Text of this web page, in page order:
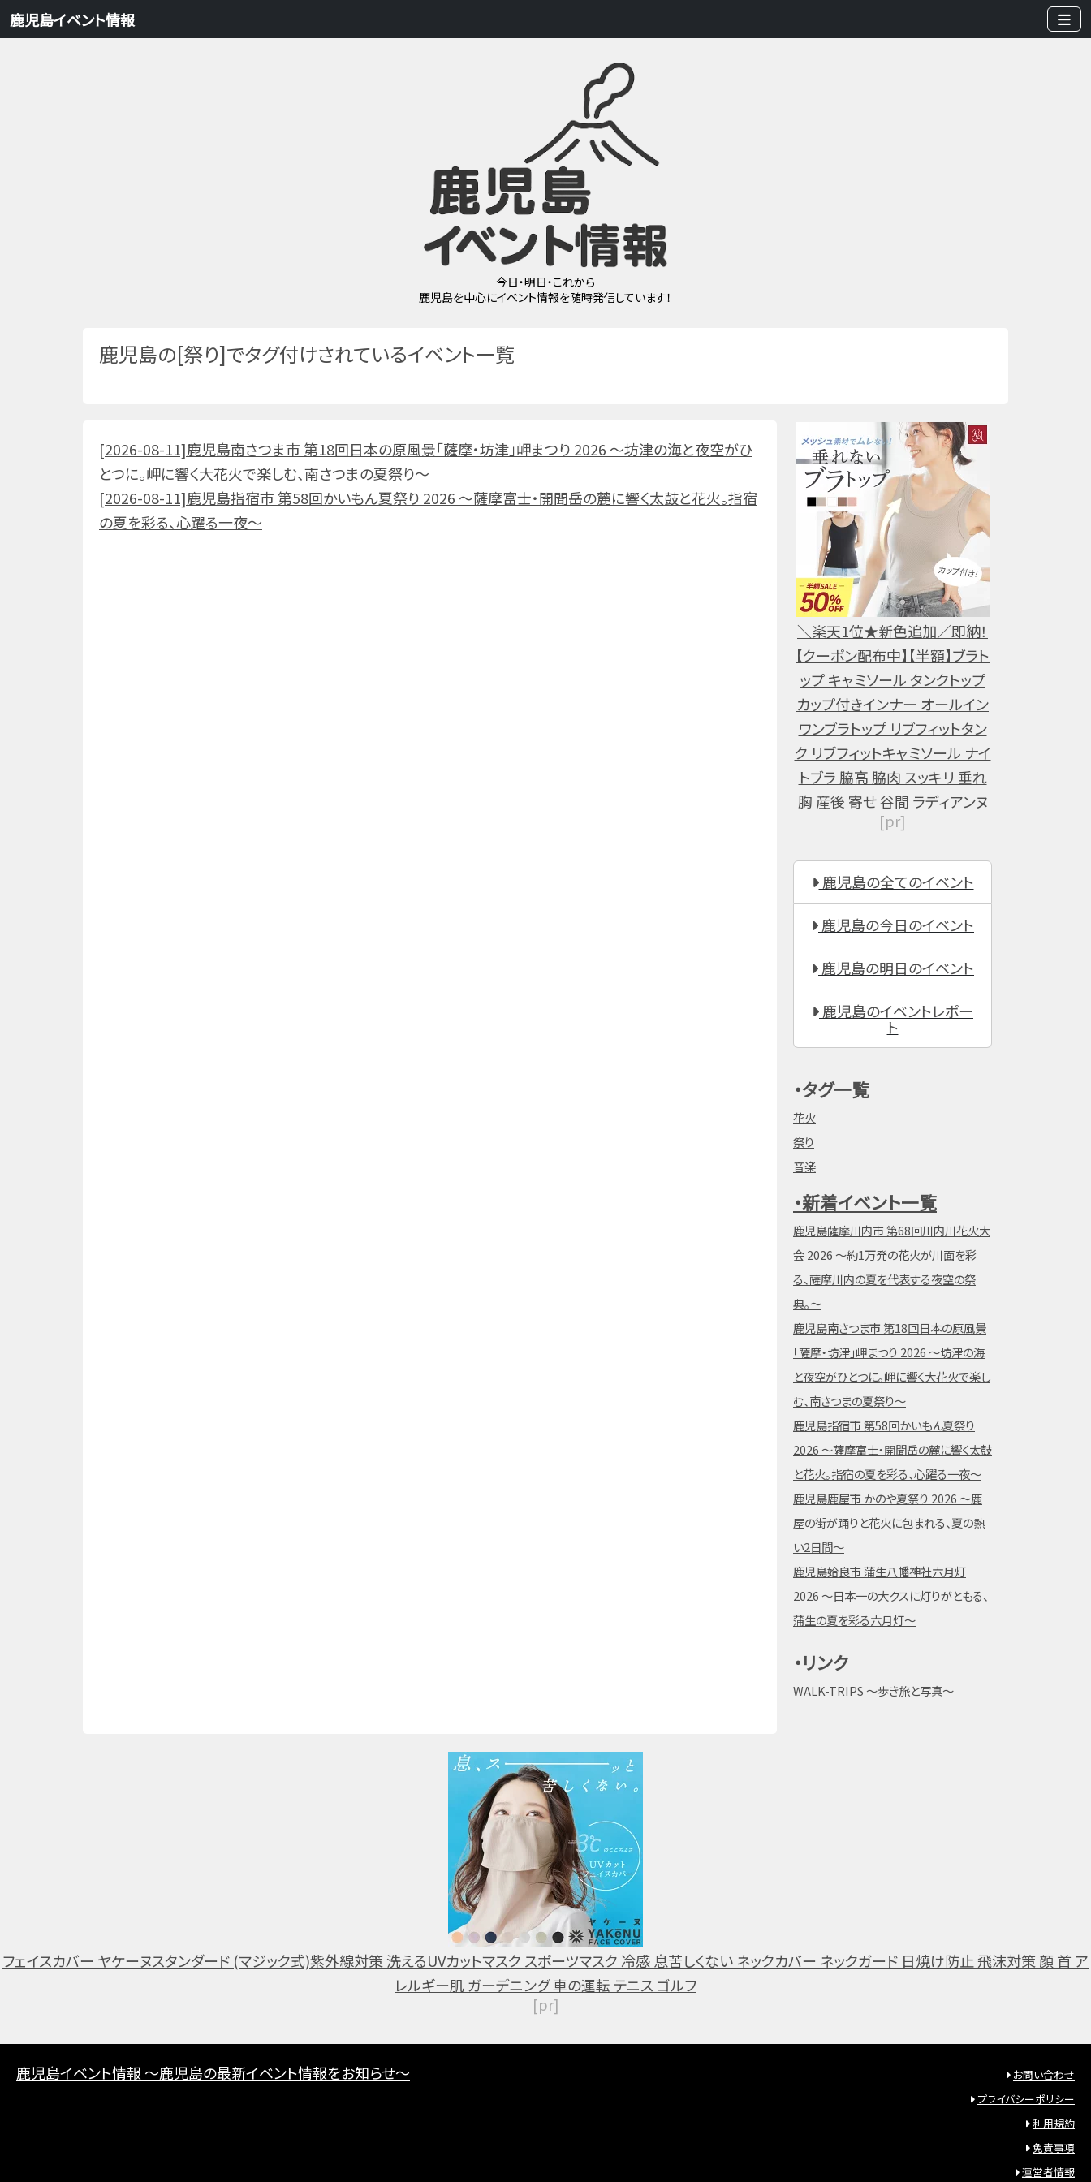
鹿児島イベント情報
今日・明日・これから
鹿児島を中心にイベント情報を随時発信しています！
鹿児島の[祭り]でタグ付けされているイベント一覧
[2026-08-11]鹿児島南さつま市 第18回日本の原風景「薩摩・坊津」岬まつり 2026 ～坊津の海と夜空がひ
とつに。岬に響く大花火で楽しむ、南さつまの夏祭り～
[2026-08-11]鹿児島指宿市 第58回かいもん夏祭り 2026 ～薩摩富士・開聞岳の麓に響く太鼓と花火。指宿
の夏を彩る、心躍る一夜～
＼楽天1位★新色追加／即納！
【クーポン配布中】【半額】ブラト
ップ キャミソール タンクトップ
カップ付きインナー オールイン
ワンブラトップ リブフィットタン
ク リブフィットキャミソール ナイ
トブラ 脇高 脇肉 スッキリ 垂れ
胸 産後 寄せ 谷間 ラディアンヌ
[pr]
鹿児島の全てのイベント
鹿児島の今日のイベント
鹿児島の明日のイベント
鹿児島のイベントレポー
ト
・タグ一覧
花火
祭り
音楽
・新着イベント一覧
鹿児島薩摩川内市 第68回川内川花火大
会 2026 ～約1万発の花火が川面を彩
る、薩摩川内の夏を代表する夜空の祭
典。～
鹿児島南さつま市 第18回日本の原風景
「薩摩・坊津」岬まつり 2026 ～坊津の海
と夜空がひとつに。岬に響く大花火で楽し
む、南さつまの夏祭り～
鹿児島指宿市 第58回かいもん夏祭り
2026 ～薩摩富士・開聞岳の麓に響く太鼓
と花火。指宿の夏を彩る、心躍る一夜～
鹿児島鹿屋市 かのや夏祭り 2026 ～鹿
屋の街が踊りと花火に包まれる、夏の熱
い2日間～
鹿児島姶良市 蒲生八幡神社六月灯
2026 ～日本一の大クスに灯りがともる、
蒲生の夏を彩る六月灯～
・リンク
WALK-TRIPS ～歩き旅と写真～
フェイスカバー ヤケーヌスタンダード (マジック式)紫外線対策 洗えるUVカットマスク スポーツマスク 冷感 息苦しくない ネックカバー ネックガード 日焼け防止 飛沫対策 顔 首 ア
レルギー肌 ガーデニング 車の運転 テニス ゴルフ
[pr]
鹿児島イベント情報 ～鹿児島の最新イベント情報をお知らせ～
お問い合わせ
プライバシーポリシー
利用規約
免責事項
運営者情報